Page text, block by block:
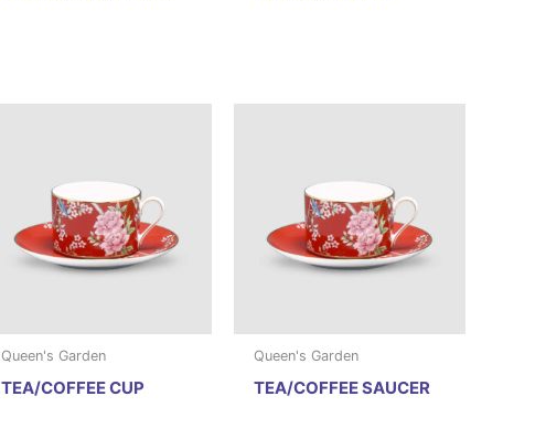
Queen's Garden
TEA/COFFEE CUP
Queen's Garden
TEA/COFFEE SAUCER